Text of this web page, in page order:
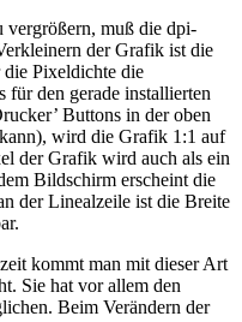
vergrößern, muß die dpi-
der Grafik ist die
Pixeldichte die
für den gerade installierten
Buttons in der oben
wird die Grafik 1:1 auf
der Grafik wird auch als ein
Bildschirm erscheint die
der Linealzeile ist die Breite
kommt man mit dieser Art
Sie hat vor allem den
Beim Verändern der